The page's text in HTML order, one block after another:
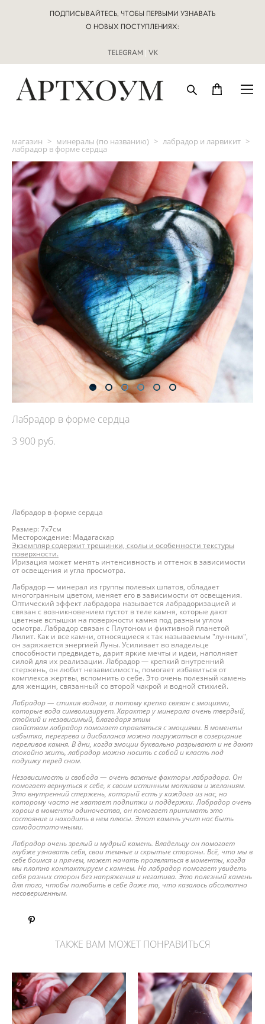
ПОДПИСЫВАЙТЕСЬ, ЧТОБЫ ПЕРВЫМИ УЗНАВАТЬ
О НОВЫХ ПОСТУПЛЕНИЯХ:
TELEGRAM | VK
магазин > минералы (по названию) > лабрадор и ларвикит >
лабрадор в форме сердца
Лабрадор в форме сердца
3 900 pуб.
Лабрадор в форме сердца
Размер: 7х7см
Месторождение: Мадагаскар
Экземпляр содержит трещинки, сколы и особенности текстуры
поверхности.
Иризация может менять интенсивность и оттенок в зависимости
от освещения и угла просмотра.
Лабрадор — минерал из группы полевых шпатов, обладает
многогранным цветом, меняет его в зависимости от освещения.
Оптический эффект лабрадора называется лабрадоризацией и
связан с возникновением пустот в теле камня, которые дают
цветные вспышки на поверхности камня под разным углом
осмотра. Лабрадор связан с Плутоном и фиктивной планетой
Лилит. Как и все камни, относящиеся к так называемым "лунным",
он заряжается энергией Луны. Усиливает во владельце
способности предвидеть, дарит яркие мечты и идеи, наполняет
силой для их реализации. Лабрадор — крепкий внутренний
стержень, он любит независимость, помогает избавиться от
комплекса жертвы, вспомнить о себе. Это очень полезный камень
для женщин, связанный со второй чакрой и водной стихией.
Лабрадор — стихия водная, а потому крепко связан с эмоциями,
которые вода символизирует. Характер у минерала очень твердый,
стойкий и независимый, благодаря этим
свойствам лабрадор помогает справляться с эмоциями. В моменты
избытка, перегрева и дисбаланса можно погружаться в созерцание
переливов камня. В дни, когда эмоции буквально разрывают и не дают
спокойно жить, лабрадор можно носить с собой и класть под
подушку перед сном.
Независимость и свобода — очень важные факторы лабрадора. Он
помогает вернуться к себе, к своим истинным мотивам и желаниям.
Это внутренний стержень, который есть у каждого из нас, но
которому часто не хватает подпитки и поддержки. Лабрадор очень
хорош в моменты одиночества, он помогает принимать это
состояние и находить в нем плюсы. Этот камень учит нас быть
самодостаточными.
Лабрадор очень зрелый и мудрый камень. Владельцу он помогает
глубже узнавать себя, свои темные и скрытые стороны. Всё, что мы в
себе боимся и прячем, может начать проявляться в моменты, когда
мы плотно контактируем с камнем. Но лабрадор помогает увидеть
себя разных сторон без напряжения и негатива. Это полезный камень
для того, чтобы полюбить в себе даже то, что казалось абсолютно
несовершенным.
ТАКЖЕ ВАМ МОЖЕТ ПОНРАВИТЬСЯ